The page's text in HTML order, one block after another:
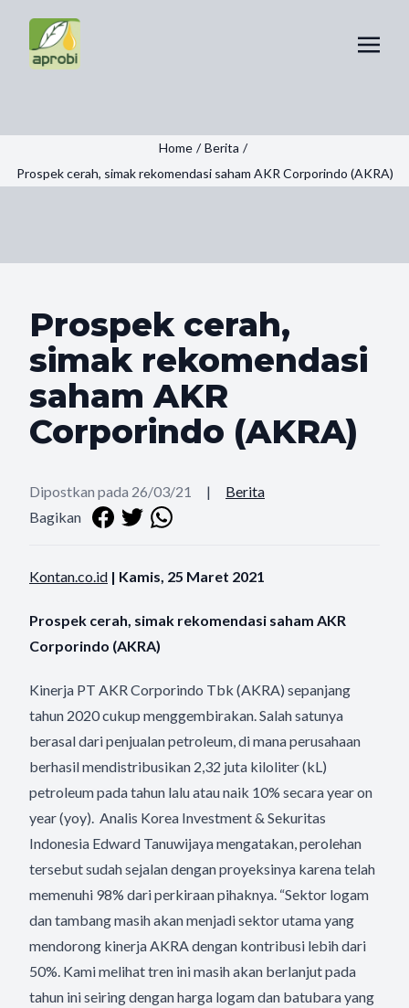
Home / Berita /
Prospek cerah, simak rekomendasi saham AKR Corporindo (AKRA)
Prospek cerah,
simak rekomendasi
saham AKR
Corporindo (AKRA)
Dipostkan pada 26/03/21 |
Berita
Bagikan
Kontan.co.id | Kamis, 25 Maret 2021
Prospek cerah, simak rekomendasi saham AKR
Corporindo (AKRA)
Kinerja PT AKR Corporindo Tbk (AKRA) sepanjang
tahun 2020 cukup menggembirakan. Salah satunya
berasal dari penjualan petroleum, di mana perusahaan
berhasil mendistribusikan 2,32 juta kiloliter (kL)
petroleum pada tahun lalu atau naik 10% secara year on
year (yoy). Analis Korea Investment & Sekuritas
Indonesia Edward Tanuwijaya mengatakan, perolehan
tersebut sudah sejalan dengan proyeksinya karena telah
memenuhi 98% dari perkiraan pihaknya. “Sektor logam
dan tambang masih akan menjadi sektor utama yang
mendorong kinerja AKRA dengan kontribusi lebih dari
50%. Kami melihat tren ini masih akan berlanjut pada
tahun ini seiring dengan harga logam dan batubara yang